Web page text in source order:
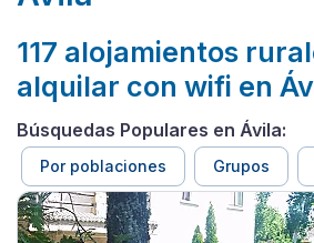
117 alojamientos
alquilar con wifi en
Búsquedas Populares en Ávila:
Por poblaciones Grupos